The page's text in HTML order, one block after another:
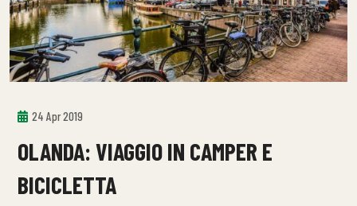
24 Apr 2019
OLANDA: VIAGGIO IN CAMPER E
BICICLETTA